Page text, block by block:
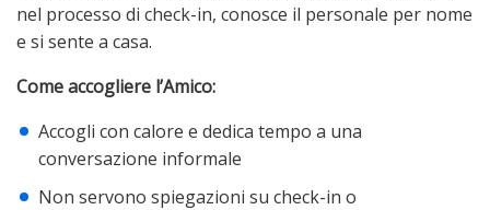
nel processo di check-in, conosce il personale per nome
e si sente a casa.
Come accogliere l’Amico:
Accogli con calore e dedica tempo a una
conversazione informale
Non servono spiegazioni su check-in o